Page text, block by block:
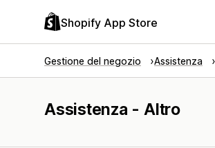
Shopify App Store
Gestione del negozio Assistenza
Assistenza - Altro